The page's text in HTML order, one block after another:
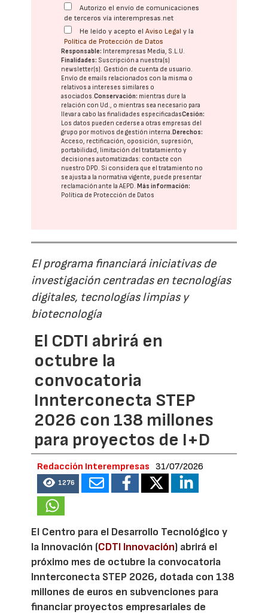
Autorizo el envío de comunicaciones
de terceros vía interempresas.net
He leído y acepto elAviso Legal y la
Política de Protección de Datos
Responsable: Interempresas Media, S.L.U.
Finalidades: Suscripción a nuestra(s)
newsletter(s). Gestión de cuenta de usuario.
Envío de emails relacionados con la misma o
relativos a intereses similares o
asociados.Conservación: mientras dure la
relación con Ud., o mientras sea necesario para
llevar a cabo las finalidades especificadasCesión:
Los datos pueden cederse a otras empresas del
grupo por motivos de gestión interna.Derechos:
Acceso, rectificación, oposición, supresión,
portabilidad, limitación del tratatamiento y
decisiones automatizadas: contacte con
nuestro DPD. Si considera que el tratamiento no
se ajusta a la normativa vigente, puede presentar
reclamación ante laAEPD.Más información:
Política de Protección de Datos
El programa financiará iniciativas de
investigación centradas en tecnologías
digitales, tecnologías limpias y
biotecnología
El CDTI abrirá en
octubre la
convocatoria
Innterconecta STEP
2026 con 138 millones
para proyectos de I+D
Redacción Interempresas 31/07/2026
1276
El Centro para el Desarrollo Tecnológico y
la Innovación (CDTI Innovación) abrirá el
próximo mes de octubre la convocatoria
Innterconecta STEP 2026, dotada con 138
millones de euros en subvenciones para
financiar proyectos empresariales de